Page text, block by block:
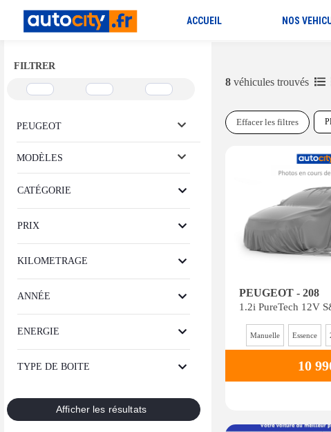
ACCUEIL NOS
FILTRER
PEUGEOT
MODÈLES
CATÉGORIE
PRIX
KILOMETRAGE
ANNÉE
ENERGIE
TYPE DE BOITE
8 véhicules trouvés
Effacer les filtres
PEUGEOT - 208
Manuelle Essence
10